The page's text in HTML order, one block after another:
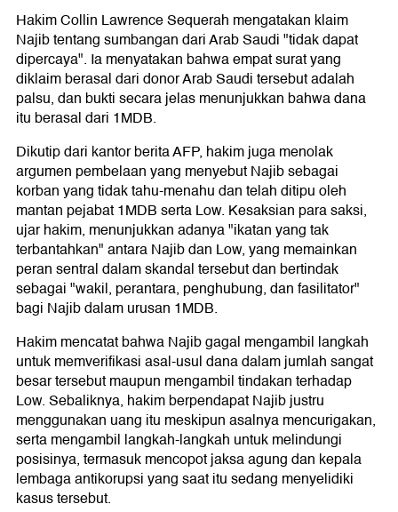
Hakim Collin Lawrence Sequerah mengatakan klaim
Najib tentang sumbangan dari Arab Saudi "tidak dapat
dipercaya". Ia menyatakan bahwa empat surat yang
diklaim berasal dari donor Arab Saudi tersebut adalah
palsu, dan bukti secara jelas menunjukkan bahwa dana
itu berasal dari 1MDB.
Dikutip dari kantor berita AFP, hakim juga menolak
argumen pembelaan yang menyebut Najib sebagai
korban yang tidak tahu-menahu dan telah ditipu oleh
mantan pejabat 1MDB serta Low. Kesaksian para saksi,
ujar hakim, menunjukkan adanya "ikatan yang tak
terbantahkan" antara Najib dan Low, yang memainkan
peran sentral dalam skandal tersebut dan bertindak
sebagai "wakil, perantara, penghubung, dan fasilitator"
bagi Najib dalam urusan 1MDB.
Hakim mencatat bahwa Najib gagal mengambil langkah
untuk memverifikasi asal-usul dana dalam jumlah sangat
besar tersebut maupun mengambil tindakan terhadap
Low. Sebaliknya, hakim berpendapat Najib justru
menggunakan uang itu meskipun asalnya mencurigakan,
serta mengambil langkah-langkah untuk melindungi
posisinya, termasuk mencopot jaksa agung dan kepala
lembaga antikorupsi yang saat itu sedang menyelidiki
kasus tersebut.